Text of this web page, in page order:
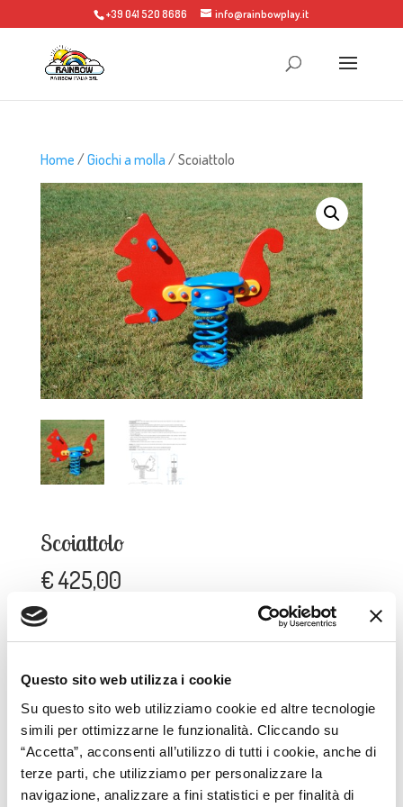
Questo sito web utilizza i cookie
Su questo sito web utilizziamo cookie ed altre tecnologie
simili per ottimizzarne le funzionalità. Cliccando su
“Accetta”, acconsenti all’utilizzo di tutti i cookie, anche di
terze parti, che utilizziamo per personalizzare la
navigazione, analizzare a fini statistici e per finalità di
+39 041 520 8686 info@rainbowplay.it
Home /Giochi a molla / Scoiattolo
Scoiattolo
€425,00
Scoiattolo
COD:6-68-0605Categoria:Giochi a molla Tag:shop